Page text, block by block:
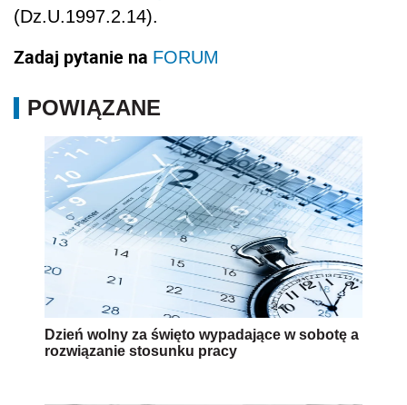
(Dz.U.1997.2.14).
Zadaj pytanie na FORUM
POWIĄZANE
Dzień wolny za święto wypadające w sobotę a
rozwiązanie stosunku pracy